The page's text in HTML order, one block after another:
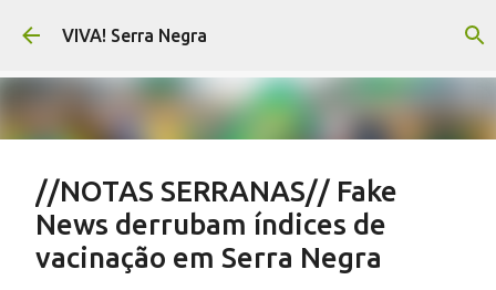
Pular para o conteúdo principal
VIVA! Serra Negra
//NOTAS SERRANAS// Fake
News derrubam índices de
vacinação em Serra Negra